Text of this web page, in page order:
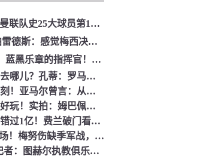
【英超】TA评曼联队史25大球员第12：“巴斯比宝贝”的绝佳
[迈阿密国际]帕雷德斯：感觉梅西决定了决赛是国家队最后一战，
【你怎么看？】蓝黑乐章的指挥官！优雅的波兰中场节拍器！
[体育头条]孔蒂去哪儿？孔蒂：罗马诺你小子给我管住嘴哈！
[阿根廷]无意复刻！亚马尔曾言：从没想过成为梅西，也不会穿他
[足球]迈阿密真好玩！实拍：姆巴佩和女友被路人拍到在夜店狂欢
[精彩资讯]仿佛错过1亿！费兰破门看台的西班牙传奇欢呼，拉莫
【集锦】0次出场！梅努伤缺季军战，整届1分钟没踢无缘世界杯首
【值得一看】记者：图赫尔执教俱乐部是淘汰赛专家，但在真正压力